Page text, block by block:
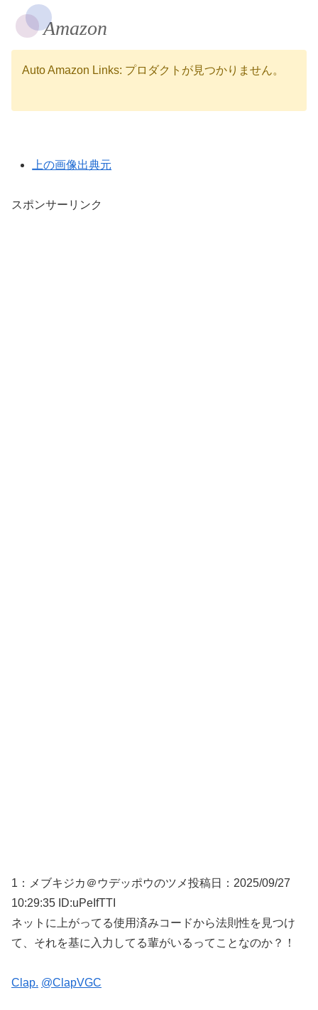
Amazon
Auto Amazon Links: プロダクトが見つかりません。
上の画像出典元
スポンサーリンク
1： メブキジカ＠ウデッポウのツメ投稿日：2025/09/27
10:29:35 ID:uPeIfTTI
ネットに上がってる使用済みコードから法則性を見つけ
て、それを基に入力してる輩がいるってことなのか？！
Clap. @ClapVGC